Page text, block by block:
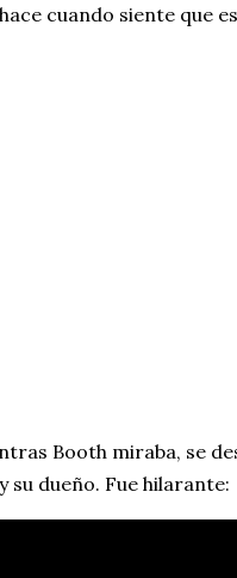
cuando siente que
Booth miraba, se
su dueño. Fue hilarante: